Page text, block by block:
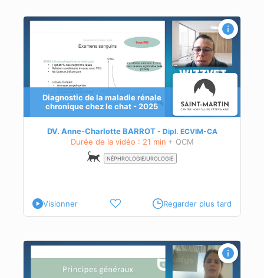
Diagnostic de la maladie rénale
chronique chez le chat - 2025
DV. Anne-Charlotte BARROT Dipl. ECVIM-CA
Durée de la vidéo : 21 min + QCM
NÉPHROLOGIE/UROLOGIE
Visionner Regarder plus tard